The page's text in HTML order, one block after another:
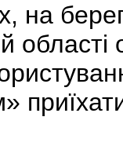
на